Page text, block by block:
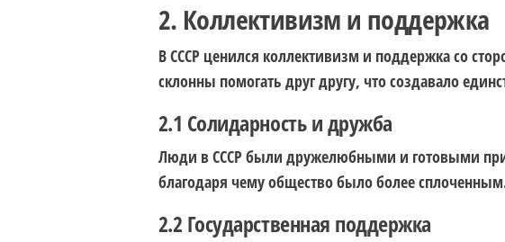
2. Коллективизм и поддержка
В СССР ценился коллективизм и поддержка со
склонны помогать друг другу, что создавало
2.1 Солидарность и дружба
Люди в СССР были дружелюбными и готовыми
благодаря чему общество было более
2.2 Государственная поддержка